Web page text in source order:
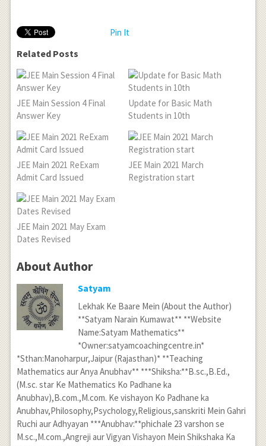
Pin It
Related Posts
JEE Main Session 4 Final
Answer Key
Update for Basic Math
Students in 10th
JEE Main 2021 ReExam
Admit Card Issued
JEE Main 2021 March
Registration start
JEE Main 2021 May Exam
Dates Revised
About Author
Satyam
Lekhak Ke Baare Mein (About the Author)
**Satyam Narain Kumawat** **Website
Name:Satyam Mathematics**
*Owner:satyamcoachingcentre.in*
*Sthan:Manoharpur,Jaipur (Rajasthan)* **Teaching
Mathematics aur Anya Anubhav** ***Shiksha:**B.sc.,B.Ed.,
(M.sc. star Ke Mathematics Ko Padhane ka
Anubhav),B.com.,M.com. Ke vishayon Ko Padhane ka
Anubhav,Philosophy,Psychology,Religious,sanskriti Mein Gahri
Ruchi aur Adhyayan ***Anubhav:**phichale 23 varshon se
M.sc.,M.com.,Angreji aur Vigyan Vishayon Mein Shikshaka Ka